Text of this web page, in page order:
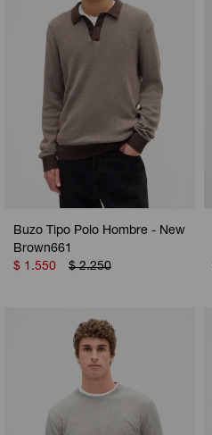
Buzo Tipo Polo Hombre - New
Brown661
$ 1.550 $ 2.250